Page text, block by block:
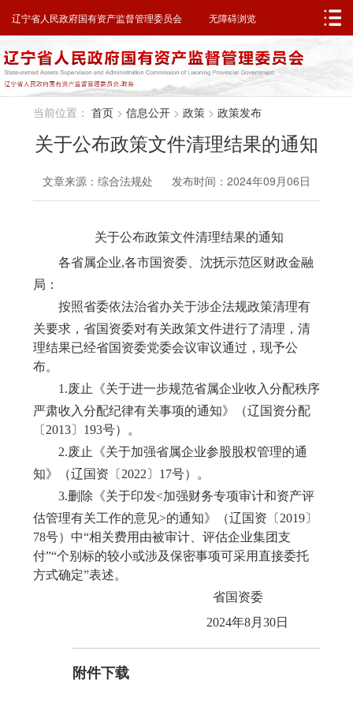
辽宁省人民政府 邮箱系统 无障碍浏览
辽宁省人民政府国有资产监督管理委员会 无障碍浏览
当前位置： 首页 > 信息公开 > 政策 > 政策发布
关于公布政策文件清理结果的通知
文章来源：综合法规处 发布时间：2024年09月06日
关于公布政策文件清理结果的通知
各省属企业,各市国资委、沈抚示范区财政金融
局 ：
按照省委依法治省办关于涉企法规政策清理有
关要求，省国资委对有关政策文件进行了清理，清
理结果已经省国资委党委会议审议通过，现予公
布。
1.废止 《关于进一步规范省属企业收入分配秩序
严肃收入分配纪律有关事项的通知》（辽国资分配
〔2013〕193号）。
2.废止《关于加强省属企业参股股权管理的通
知》（辽国资〔2022〕17号）。
3.删除《关于印发<加强财务专项审计和资产评
估管理有关工作的意见>的通知》（辽国资〔2019〕
78号）中“相关费用由被审计、评估企业集团支
付”“个别标的较小或涉及保密事项可采用直接委托
方式确定”表述。
省国资委
2024年8月 30日
附件下载